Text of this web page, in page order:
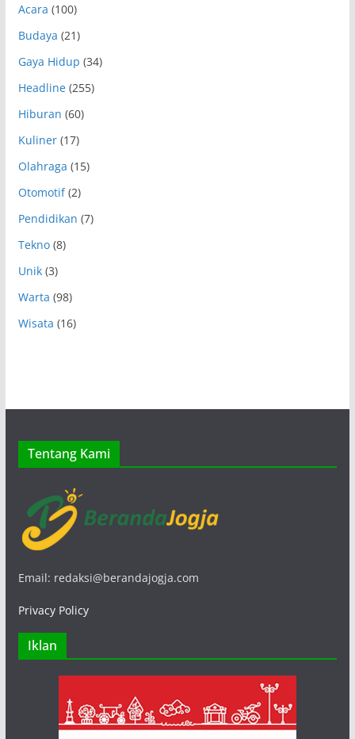
Acara (100)
Budaya (21)
Gaya Hidup (34)
Headline(255)
Hiburan (60)
Kuliner(17)
Olahraga (15)
Otomotif(2)
Pendidikan (7)
Tekno(8)
Unik(3)
Warta (98)
Wisata (16)
Tentang Kami
Email: redaksi@berandajogja.com
Privacy Policy
Iklan